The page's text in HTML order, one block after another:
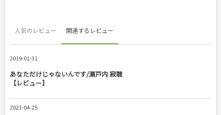
人気のレビュー 関連するレビュー
2019-01-31
あなただけじゃないんです/瀬戸内 寂聴
【レビュー】
2023-04-25